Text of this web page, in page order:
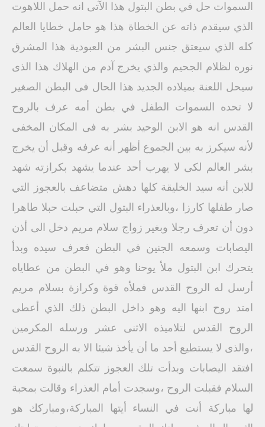
السموات حل في بطن البتول هذا الآتى انه حمل اللاهوت
الذي سيقدم ذاته عن الخطاة هذا هو حامل خطايا العالم
كله الذي سيعتق جنس البشر من العبودية هذا المشرق
نوره لظلام الجحيم والذي يخرج آدم من الهلاك هذا الذى
سيحل اللعنة بميلاده الجديد هذا الحال فى البطن الصغير
لا تحده السموات الطفل في بطن أمه عرف بالروح
القدس انه هو الابن الوحيد بشر به فى المكان المخفى
لأنه سیکرز به بین الجموع أظهر أنه عرفه وقبل أن يخرج
بشر العالم لكى لا يهرب أحد عندما يشهد بكرازته شهد
للابن أنه سيد الخليقة كلها دهش متضاعف بالعجوز التي
صار طفلها كارزا ،وبالعذراء البتول التي حبلت حبلا طاهرا
دون أن تعرف رجلا وبغير زواج سلام مريم دخل الى أذن
اليصابات وسمعه الجنين في البطن فعرف سيده وبدأ
يتحرك ابن البتول ملأ يوحنا وهو في البطن من عطاياه
أرسل له الروح القدس فملأه قوة وكرازة بسلام مريم
امتد روح ابنها اليه وهو داخل البطن ذلك الذي أعطى
الروح القدس لتلاميذه الاثنى عشر ورسله المكرمين
،والذى لا يستطيع أحد ما أن يأخذ شيئا الا به الروح القدس
افتقد اليصابات وبدأت تلك العجوز تتكلم بالنبوة سمعت
السلام فقبلت الروح ،وسجدت أمام العذراء وقالت بمحبة
لها مباركة أنت في النساء أيتها المباركة،ومباركك هو